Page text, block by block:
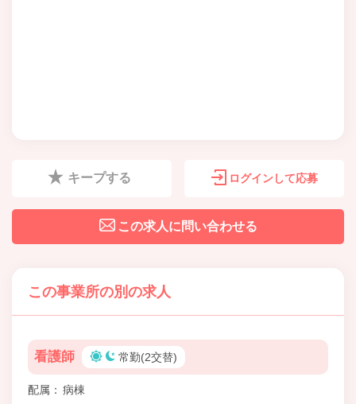
キープする ログインして応募
この求人に問い合わせる
この事業所の別の求人
看護師 常勤(2交替)
配属 病棟